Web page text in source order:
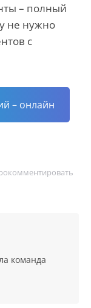
– полный
не нужно
с
– онлайн
команда